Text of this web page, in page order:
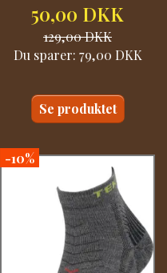
50,00 DKK
129,00 DKK
Du sparer: 79,00 DKK
Se produktet
-10%